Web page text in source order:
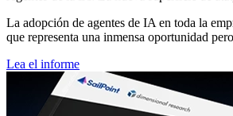
La adopción de agentes de IA en toda la
que representa una inmensa oportunidad
Lea el informe